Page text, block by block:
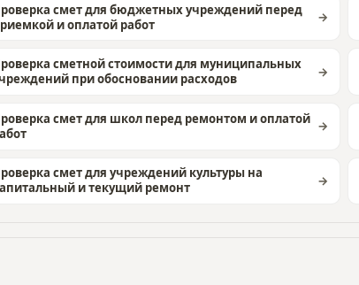
смет для бюджетных учреждений перед
и оплатой работ
сметной стоимости для муниципальных
при обосновании расходов
смет для школ перед ремонтом и оплатой
смет для учреждений культуры на
и текущий ремонт